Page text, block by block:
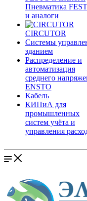
Пневматика
и аналоги
CIRCUTOR
Системы
зданием
Распределение и
автоматизация
среднего
ENSTO
Кабель
КИПиА для
промышленных
систем учёта и
управления